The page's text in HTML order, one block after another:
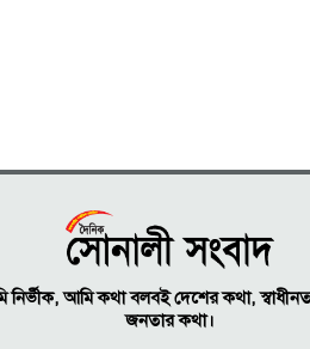
নির্ভীক, আমি কথা বলবই দেশের কথা,
জনতার কথা।